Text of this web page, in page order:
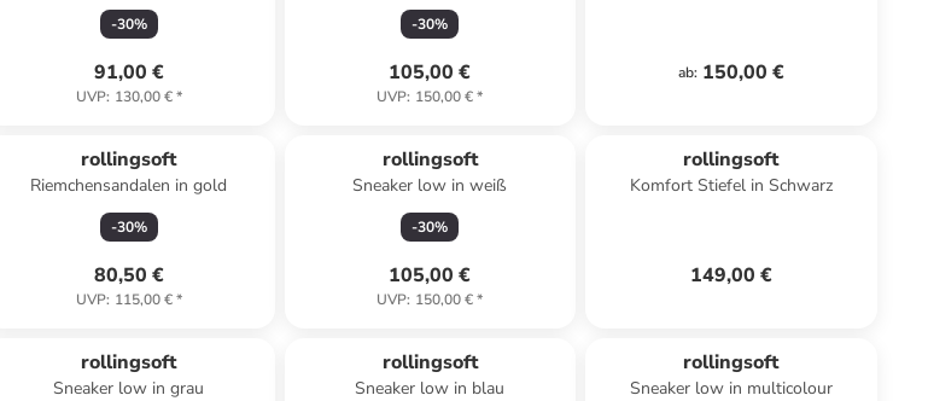
-30%
91,00 €
UVP: 130,00 €*
-30%
105,00 €
UVP: 150,00 €*
ab: 150,00 €
rollingsoft
Riemchensandalen in gold
-30%
80,50 €
UVP: 115,00 €*
rollingsoft
Sneaker low in weiß
-30%
105,00 €
UVP: 150,00 €*
rollingsoft
Komfort Stiefel in Schwarz
149,00 €
rollingsoft
Sneaker low in grau
rollingsoft
Sneaker low in blau
rollingsoft
Sneaker low in multicolour